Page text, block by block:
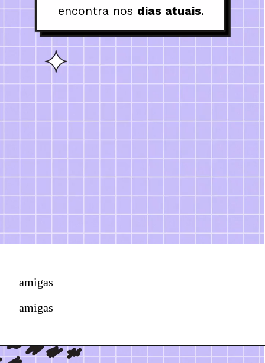
encontra nos dias atuais.
amigas
amigas